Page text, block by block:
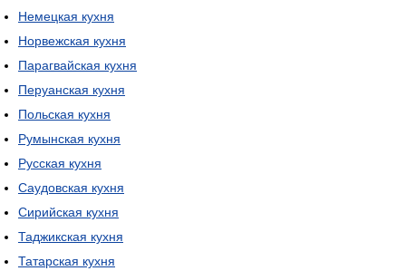
Немецкая кухня
Норвежская кухня
Парагвайская кухня
Перуанская кухня
Польская кухня
Румынская кухня
Русская кухня
Саудовская кухня
Сирийская кухня
Таджикская кухня
Татарская кухня